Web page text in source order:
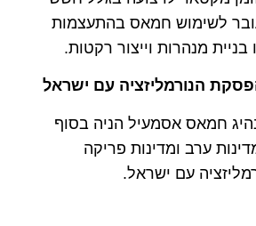
לשימוש חמאס בהתעצמות
מנהרות וייצור רקטות.
הנורמליזציה עם ישראל
חמאס אסמעיל הניה בסוף
ערב ומדינות פריקה
עם ישראל.